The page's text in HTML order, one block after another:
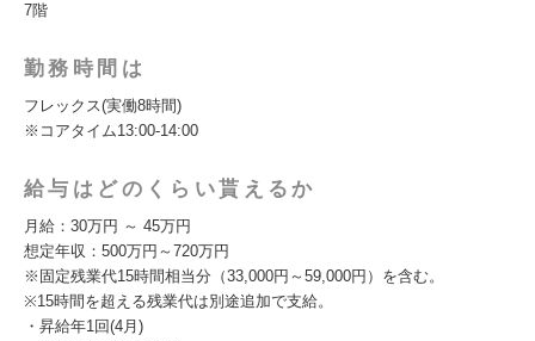
7階
勤務時間は
フレックス(実働8時間)
※コアタイム13:00-14:00
給与はどのくらい貰えるか
月給：30万円 ～ 45万円
想定年収：500万円～720万円
※固定残業代15時間相当分（33,000円～59,000円）を含む。
※15時間を超える残業代は別途追加で支給。
・昇給年1回(4月)